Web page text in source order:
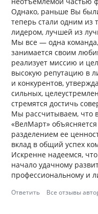
Однако, раньше Вы
теперь стали одним из
лидером, лучшей из
Мы все — одна команда,
занимается своим
реализует миссию и
высокую репутацию в
и конкурентов,
сильных,
стремятся достичь
Мы рассчитываем, что
«ВелМарт»
разделением ее
вклад в общий успех
Искренне надеемся,
начало удачному
профессиональному и
Ответить Все отзывы